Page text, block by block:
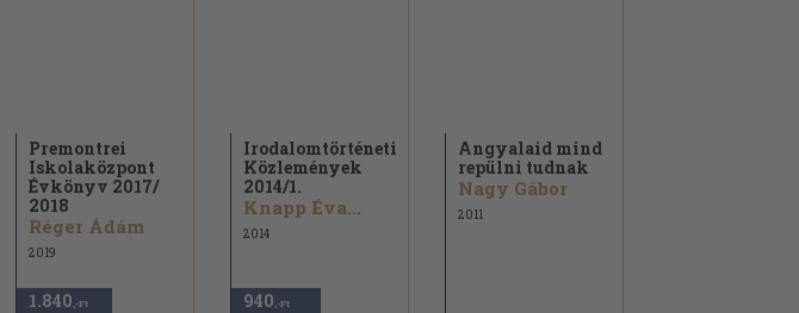
Premontrei
Iskolaközpont
Évkönyv 2017/
2018
Réger Ádám
2019
1.840 ,-Ft
Irodalomtörténeti
Közlemények
2014/1.
Knapp Éva...
2014
940 ,-Ft
Angyalaid mind
repülni tudnak
Nagy Gábor
2011